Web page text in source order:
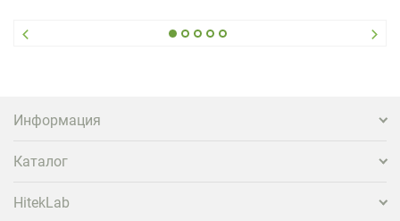
Информация
Каталог
HitekLab